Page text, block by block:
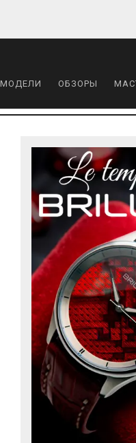
ОБЗОРЫ